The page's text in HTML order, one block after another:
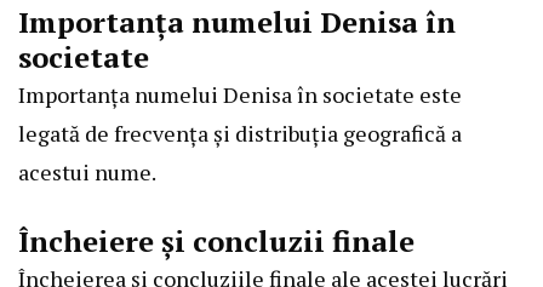
Importanța numelui Denisa în
societate
Importanța numelui Denisa în societate este
legată de frecvența și distribuția geografică a
acestui nume.
Încheiere și concluzii finale
Încheierea și concluziile finale ale acestei lucrări